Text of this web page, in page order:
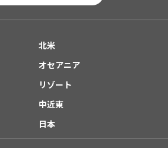
北米
オセアニア
リゾート
中近東
日本